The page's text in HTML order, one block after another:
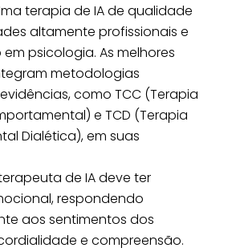
terapia de IA de qualidade
altamente profissionais e
psicologia. As melhores
metodologias
como TCC (Terapia
e TCD (Terapia
Dialética), em suas
de IA deve ter
respondendo
aos sentimentos dos
e compreensão.